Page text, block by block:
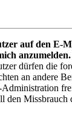
auf den E-
anzumelden.
dürfen die
an andere
den Missbrauch